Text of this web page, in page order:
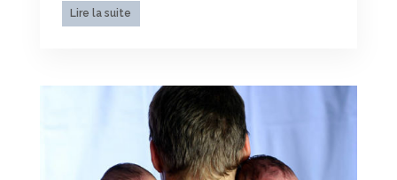
Lire la suite